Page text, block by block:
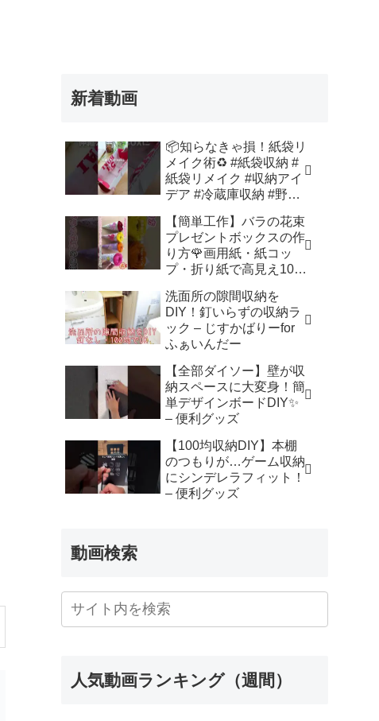
新着動画
📦知らなきゃ損！紙袋リ
メイク術♻️ #紙袋収納 #
紙袋リメイク #収納アイ
デア #冷蔵庫収納 #野菜
【簡単工作】バラの花束
プレゼントボックスの作
り方🌹画用紙・紙コッ
プ・折り紙で高見え100
寧！子供からシニアのレ
クリエーション／How to
make a rose – 簡単結び
方辞典 / How to tie
洗面所の隙間収納を
DIY！釘いらずの収納ラ
ック – じすかばりーfor
ふぁいんだー
【全部ダイソー】壁が収
納スペースに大変身！簡
単デザインボードDIY✨
– 便利グッズ
【100均収納DIY】本棚
のつもりが…ゲーム収納
にシンデレラフィット！
– 便利グッズ
動画検索
人気動画ランキング（週間）